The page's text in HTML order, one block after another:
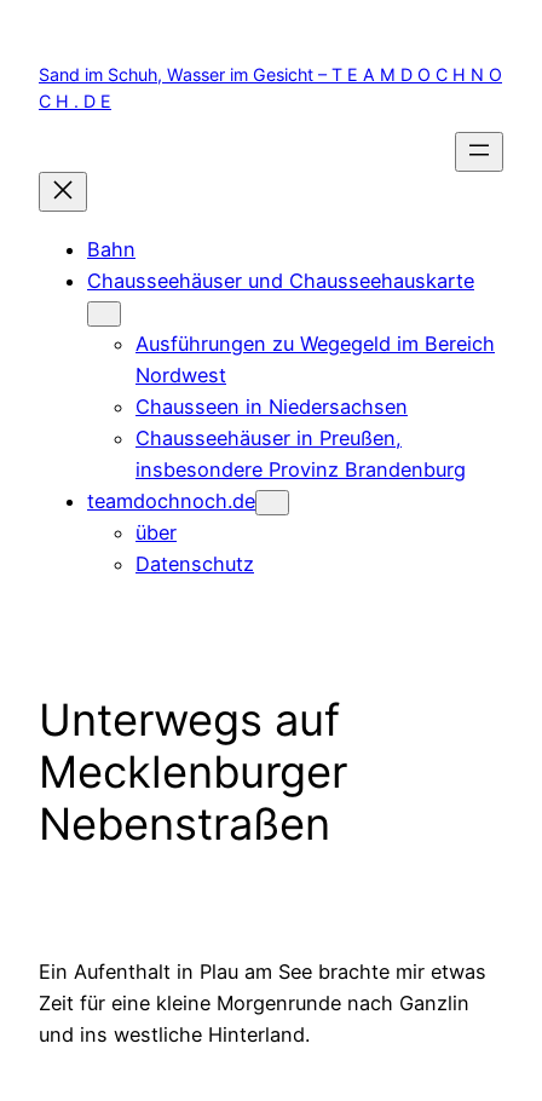
springen
Sand im Schuh, Wasser im Gesicht – T E A M D O C H N O
C H . D E
Bahn
Chausseehäuser und Chausseehauskarte
Ausführungen zu Wegegeld im Bereich
Nordwest
Chausseen in Niedersachsen
Chausseehäuser in Preußen,
insbesondere Provinz Brandenburg
teamdochnoch.de
über
Datenschutz
Unterwegs auf
Mecklenburger
Nebenstraßen
Ein Aufenthalt in Plau am See brachte mir etwas
Zeit für eine kleine Morgenrunde nach Ganzlin
und ins westliche Hinterland.